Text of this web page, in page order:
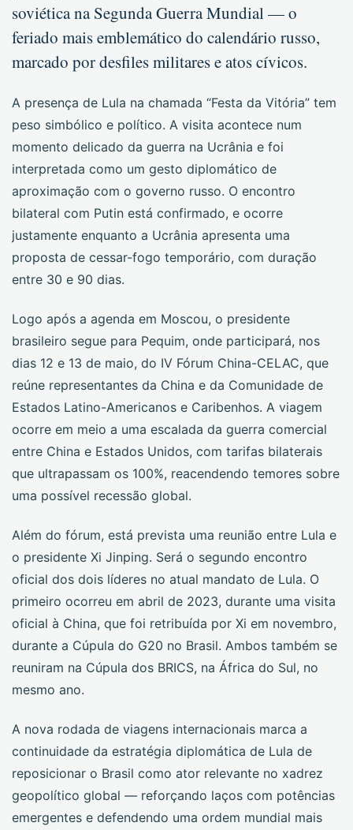
soviética na Segunda Guerra Mundial — o
feriado mais emblemático do calendário russo,
marcado por desfiles militares e atos cívicos.
A presença de Lula na chamada “Festa da Vitória” tem
peso simbólico e político. A visita acontece num
momento delicado da guerra na Ucrânia e foi
interpretada como um gesto diplomático de
aproximação com o governo russo. O encontro
bilateral com Putin está confirmado, e ocorre
justamente enquanto a Ucrânia apresenta uma
proposta de cessar-fogo temporário, com duração
entre 30 e 90 dias.
Logo após a agenda em Moscou, o presidente
brasileiro segue para Pequim, onde participará, nos
dias 12 e 13 de maio, do IV Fórum China-CELAC, que
reúne representantes da China e da Comunidade de
Estados Latino-Americanos e Caribenhos. A viagem
ocorre em meio a uma escalada da guerra comercial
entre China e Estados Unidos, com tarifas bilaterais
que ultrapassam os 100%, reacendendo temores sobre
uma possível recessão global.
Além do fórum, está prevista uma reunião entre Lula e
o presidente Xi Jinping. Será o segundo encontro
oficial dos dois líderes no atual mandato de Lula. O
primeiro ocorreu em abril de 2023, durante uma visita
oficial à China, que foi retribuída por Xi em novembro,
durante a Cúpula do G20 no Brasil. Ambos também se
reuniram na Cúpula dos BRICS, na África do Sul, no
mesmo ano.
A nova rodada de viagens internacionais marca a
continuidade da estratégia diplomática de Lula de
reposicionar o Brasil como ator relevante no xadrez
geopolítico global — reforçando laços com potências
emergentes e defendendo uma ordem mundial mais